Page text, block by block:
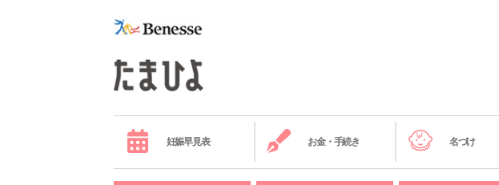
妊娠早見表 お金・手続き 名づけ